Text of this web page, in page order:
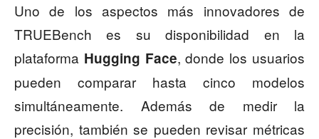
Uno de los aspectos más innovadores de
TRUEBench es su disponibilidad en la
plataforma Hugging Face, donde los usuarios
pueden comparar hasta cinco modelos
simultáneamente. Además de medir la
precisión, también se pueden revisar métricas